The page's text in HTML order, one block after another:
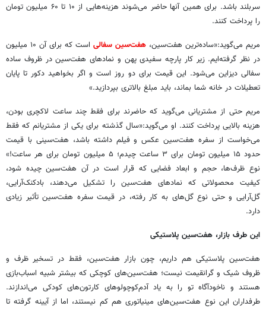
سربلند باشد. برای همین آنها حاضر می‌شوند هزینه‌هایی از ۱۰ تا ۶۰ میلیون تومان
را پرداخت کنند.
مریم می‌گوید:«ساده‌ترین هفت‌سین‌، هفت‌سین سفالی
است که برای آن ۱۰ میلیون
در نظر گرفته‌ایم. زیر کار پارچه سفیدی پهن و نمادهای هفت‌سین در ظروف ساده
سفالی دیزاین می‌شود. این قیمت برای دو روز است و اگر بخواهید دکور تا پایان
تعطیلات در خانه شما بماند، باید مبلغ بالاتری بپردازید.»
مریم حتی از مشتریانی می‌گوید که حاضرند برای فقط چند ساعت لاکچری بودن،
هزینه بالایی پرداخت کنند. او می‌گوید:«سال گذشته برای یکی از مشتریانم که فقط
می‌خواست از سفره هفت‌سین عکس و فیلم داشته باشد، هفت‌سینی با قیمت
حدود ۱۵ میلیون تومان برای ۳ ساعت چیدم؛ ۵ میلیون تومان برای هر ساعت!»
نوع ظرف‌ها، حجم و ابعاد فضایی که قرار است در آن هفت‌سین چیده شود،
کیفیت محصولاتی که نمادهای هفت‌سین را تشکیل می‌دهند، بادکنک‌آرایی،
گل‌آرایی و حتی نوع گل‌های به کار رفته، در قیمت سفره هفت‌سین تأثیر زیادی
دارد.
این طرف بازار، هفت‌سین پلاستیکی
هفت‌سین پلاستیکی هم داریم، چون بازار هفت‌سین، فقط در تسخیر ظرف و
ظروف شیک و گرانقیمت نیست؛ هفت‌سین‌های کوچکی که بیشتر شبیه اسباب‌بازی
هستند و ناخودآگاه تو را به یاد آدم‌کوچولوهای کارتون‌های کودکی می‌اندازند.
طرفداران این نوع هفت‌سین‌های مینیاتوری هم کم نیستند، اما از آیینه گرفته تا